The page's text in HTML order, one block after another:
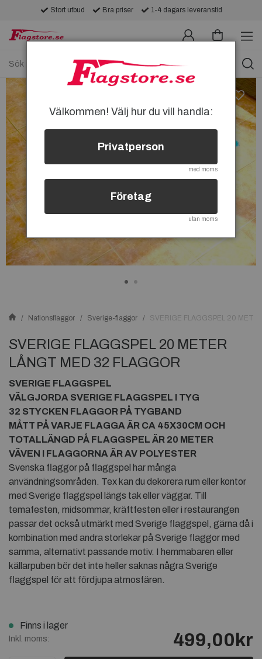
Stort utbud Bra priser 1-4 dagars leveranstid
Nationsflaggor Sverige-flaggor SVERIGE FLAGGSPEL 20
SVERIGE FLAGGSPEL 20 METER
LÅNGT MED 32 FLAGGOR
SVERIGE FLAGGSPEL
VÄLGJORDA SVERIGE FLAGGSPEL I TYG
32 STYCKEN FLAGGOR PÅ TYGBAND
MÅTT PÅ VARJE FLAGGA ÄR CA 45X30CM OCH
TOTALLÄNGD PÅ FLAGGSPEL ÄR 20 METER
VÄVEN I FLAGGORNA ÄR AV POLYESTER
Svenska flaggor på flaggspel har många
användningsområden. Tex kan du dekorera rum eller kontor
med Sverige flaggspel längs tak eller väggar. Till
temafesten, midsommar, kräftfesten eller i restaurangen
passar det också utmärkt med Sverige flaggspel, gärna då i
kombination med andra storlekar på Sverige flaggor med
samma, alternativt passande motiv. I hemmabaren eller
källarpuben bör det inte heller saknas några Sverige
flaggspel för att fördjupa atmosfären.
Finns i lager
Inkl. moms: 499,00kr
Välkommen! Välj hur du vill handla:
Privatperson
med moms
Företag
utan moms